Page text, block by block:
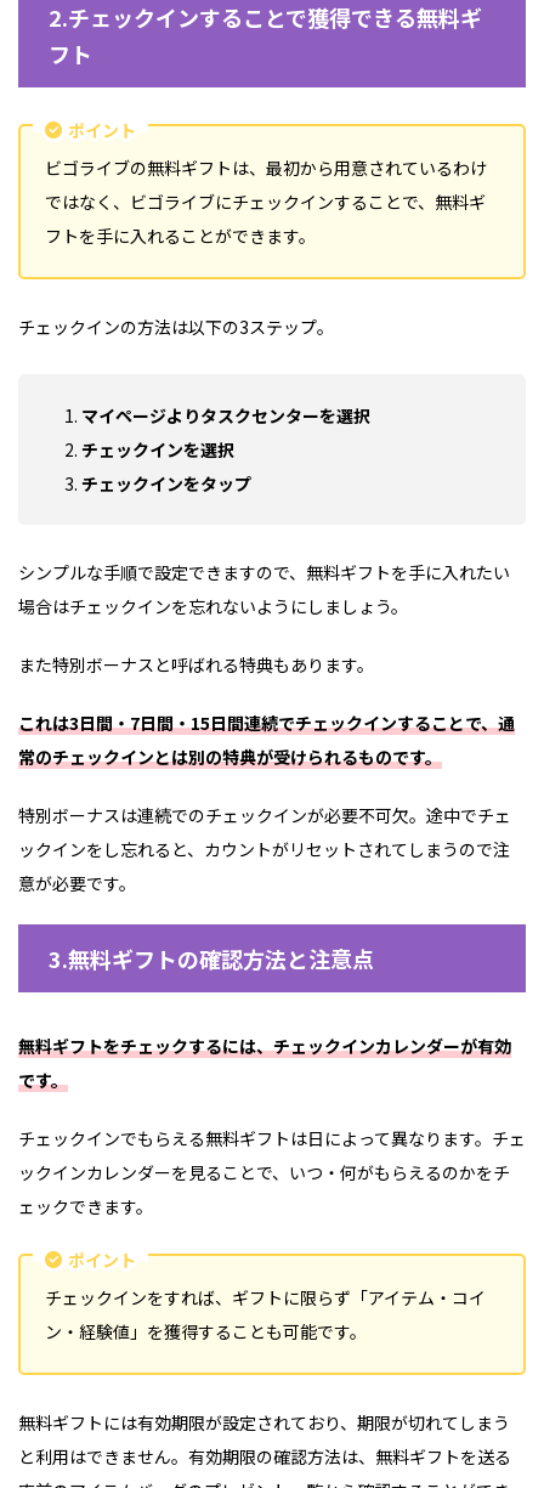
2.チェックインすることで獲得できる無料ギ
フト
ポイント
ビゴライブの無料ギフトは、最初から用意されているわけ
ではなく、ビゴライブにチェックインすることで、無料ギ
フトを手に入れることができます。
チェックインの方法は以下の3ステップ。
マイページよりタスクセンターを選択
チェックインを選択
チェックインをタップ
シンプルな手順で設定できますので、無料ギフトを手に入れたい
場合はチェックインを忘れないようにしましょう。
また特別ボーナスと呼ばれる特典もあります。
これは3日間・7日間・15日間連続でチェックインすることで、通
常のチェックインとは別の特典が受けられるものです。
特別ボーナスは連続でのチェックインが必要不可欠。途中でチェ
ックインをし忘れると、カウントがリセットされてしまうので注
意が必要です。
3.無料ギフトの確認方法と注意点
無料ギフトをチェックするには、チェックインカレンダーが有効
です。
チェックインでもらえる無料ギフトは日によって異なります。チェ
ックインカレンダーを見ることで、いつ・何がもらえるのかをチ
ェックできます。
ポイント
チェックインをすれば、ギフトに限らず「アイテム・コイ
ン・経験値」を獲得することも可能です。
無料ギフトには有効期限が設定されており、期限が切れてしまう
と利用はできません。有効期限の確認方法は、無料ギフトを送る